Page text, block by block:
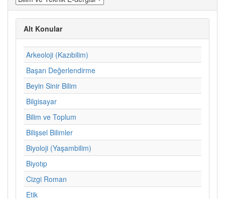
Alt Konular
Arkeoloji (Kazıbilim)
Başarı Değerlendirme
Beyin Sinir Bilim
Bilgisayar
Bilim ve Toplum
Bilişsel Bilimler
Biyoloji (Yaşambilim)
Biyotıp
Cizgi Roman
Etik